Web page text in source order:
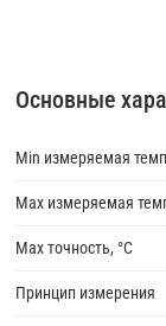
Основные
Min измеряемая
Max измеряемая
Max точность, °С
Принцип измерения